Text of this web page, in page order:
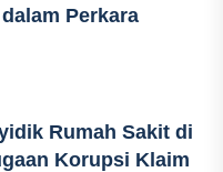
Perkara
Rumah Sakit di
Korupsi Klaim